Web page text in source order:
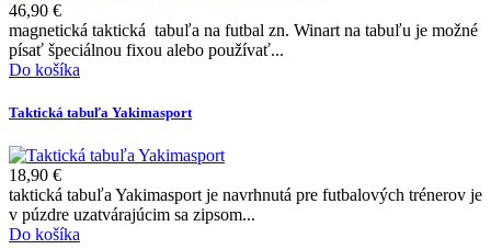
46,90 €
magnetická taktická tabuľa na futbal zn. Winart na tabuľu je možné
písať špeciálnou fixou alebo používať...
Do košíka
Taktická tabuľa Yakimasport
18,90 €
taktická tabuľa Yakimasport je navrhnutá pre futbalových trénerov je
v púzdre uzatvárajúcim sa zipsom...
Do košíka